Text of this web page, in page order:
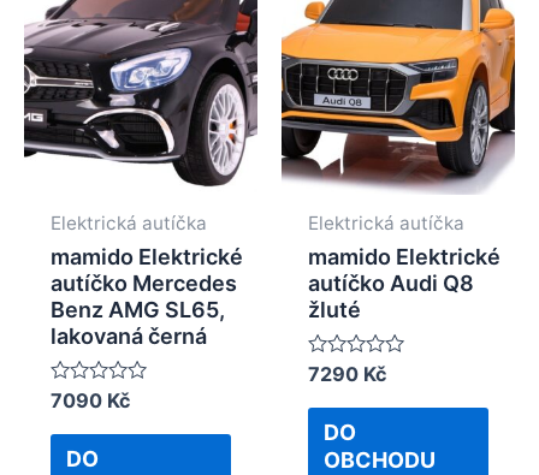
Elektrická autíčka
mamido Elektrické
autíčko Mercedes
Benz AMG SL65,
lakovaná černá
Rated
out
7090 Kč
DO
Elektrická autíčka
mamido Elektrické
autíčko Audi Q8
žluté
Rated
out
7290 Kč
DO
OBCHODU